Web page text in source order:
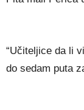
“Učiteljice da li
do sedam puta